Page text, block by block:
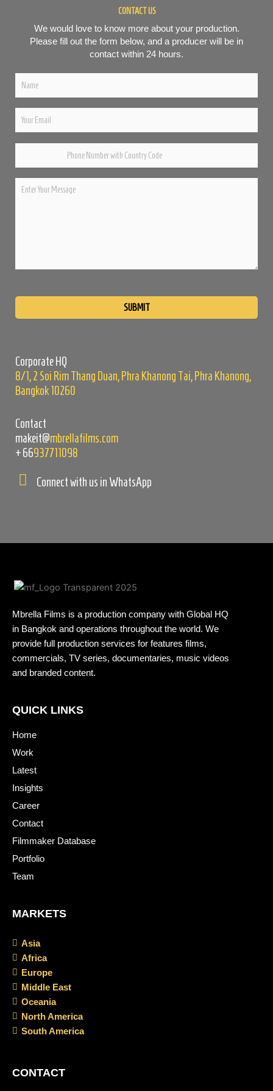
CONTACT US
We would love to know more about your production.
Please fill out the form below, and a producer will be in
contact within 24 hours.
Corporate HQ
8/1, 2 Soi Rim Thang Duan, Phra Khanong Tai, Phra Khanong,
Bangkok 10260
Contact
makeit@mbrellafilms.com
+66937711098
Connect with us in WhatsApp
Mbrella Films is a production company with Global HQ
in Bangkok and operations throughout the world. We
provide full production services for features films,
commercials, TV series, documentaries, music videos
and branded content.
QUICK LINKS
Home
Work
Latest
Insights
Career
Contact
Filmmaker Database
Portfolio
Team
MARKETS
Asia
Africa
Europe
Middle East
Oceania
North America
South America
CONTACT